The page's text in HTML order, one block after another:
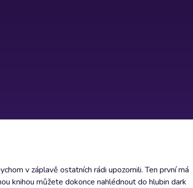
v záplavě ostatních rádi upozornili. Ten první má
knihou můžete dokonce nahlédnout do hlubin dark